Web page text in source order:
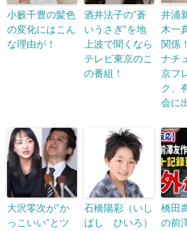
小籔千豊の髪色
の変化にはこん
な理由が！
酒井法子の”蒼
いうさぎ”を地
上波で聞くなら
テレビ東京のこ
の番組！
井浦
木一
関係
ナチ
京フ
ク、
会に
大沢零次が”か
っこいい”とツ
石橋陽彩（いし
ばし ひいろ）
橋田
の前